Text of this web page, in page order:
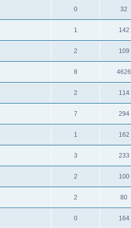
0 32
1 142
2 109
8 4626
2 114
7 294
1 162
3 233
2 100
2 80
0 164